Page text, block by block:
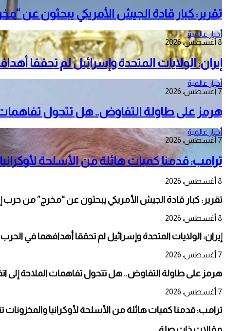
تقرير: كبار قادة الجيش الأمريكي يبحثون عن
أخبار عالمية
8 أغسطس، 2026
إيران: الولايات المتحدة وإسرائيل لم تحققا
أخبار عالمية
7 أغسطس، 2026
هرمز على طاولة التفاوض.. هل تتحول
أخبار عالمية
7 أغسطس، 2026
ترامب: قدمنا كميات هائلة من الأسلحة
8 أغسطس، 2026
تقرير: كبار قادة الجيش الأمريكي يبحثون عن “مخرج” من حرب
8 أغسطس، 2026
إيران: الولايات المتحدة وإسرائيل لم تحققا أهدافهما في الحرب
7 أغسطس، 2026
هرمز على طاولة التفاوض.. هل تتحول تفاهمات الملاحة إلى
7 أغسطس، 2026
ترامب: قدمنا كميات هائلة من الأسلحة لأوكرانيا والمخزونات